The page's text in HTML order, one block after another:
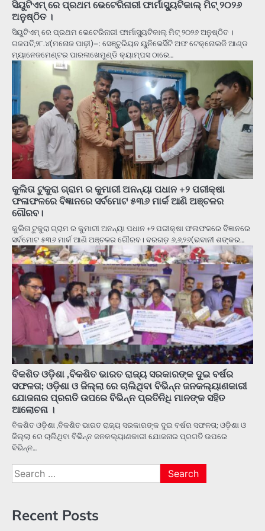
ସିୟୁଟିଏମ୍ ରେ ପ୍ରଥମ ଭେଟେରିନାରୀ ଫାର୍ମାସ୍ୟୁଟିକାଲ୍ ମିଟ୍ ୨୦୨୬
ଅନୁଷ୍ଠିତ ।
ସିୟୁଟିଏମ୍ ରେ ପ୍ରଥମ ଭେଟେରିନାରୀ ଫାର୍ମାସ୍ୟୁଟିକାଲ୍ ମିଟ୍ ୨୦୨୬ ଅନୁଷ୍ଠିତ ।
ଗଜପତି,୨୮.୪(ମନୋଜ ପାଢ଼ୀ)–: ସେଞ୍ଚୁରିୟନ ୟୁନିଭେର୍ସିଟି ଅଫ ଟେକ୍ନୋଲଜି ଆଣ୍ଡ
ମ୍ୟାନେଜମେଣ୍ଟର ପାରଳାଖେମୁଣ୍ଡି କ୍ୟାମ୍ପସ ଠାରେ…
କୁଲିତା ଟୁକୁରା ଗ୍ରାମ ର କୁମାରୀ ଅନନ୍ୟା ପଧାନ +୨ ପରୀକ୍ଷା
ଫଳାଫଳରେ ବିଜ୍ଞାନରେ ସର୍ବମୋଟ ୫୩୬ ମାର୍କ ଆଣି ଅଞ୍ଚଳର
ଗୌରବ।
କୁଲିତା ଟୁକୁରା ଗ୍ରାମ ର କୁମାରୀ ଅନନ୍ୟା ପଧାନ +୨ ପରୀକ୍ଷା ଫଳାଫଳରେ ବିଜ୍ଞାନରେ
ସର୍ବମୋଟ ୫୩୬ ମାର୍କ ଆଣି ଅଞ୍ଚଳର ଗୌରବ। ବରଗଡ଼ ୬,୬,୨୬(ଭବାନୀ ଶଙ୍କର…
ବିକଶିତ ଓଡ଼ିଶା ,ବିକଶିତ ଭାରତ ରାଜ୍ୟ ସରକାରଙ୍କ ଦୁଇ ବର୍ଷର
ସଫଳତା; ଓଡ଼ିଶା ଓ ଜିଲ୍ଲା ରେ ଚାଲିଥିବା ବିଭିନ୍ନ ଜନକଲ୍ୟାଣକାରୀ
ଯୋଜନାର ପ୍ରଗତି ଉପରେ ବିଭିନ୍ନ ପ୍ରତିନିଧି ମାନଙ୍କ ସହିତ
ଆଲୋଚନା ।
ବିକଶିତ ଓଡ଼ିଶା ,ବିକଶିତ ଭାରତ ରାଜ୍ୟ ସରକାରଙ୍କ ଦୁଇ ବର୍ଷର ସଫଳତା; ଓଡ଼ିଶା ଓ
ଜିଲ୍ଲା ରେ ଚାଲିଥିବା ବିଭିନ୍ନ ଜନକଲ୍ୟାଣକାରୀ ଯୋଜନାର ପ୍ରଗତି ଉପରେ
ବିଭିନ୍ନ…
Search
for:
Recent Posts